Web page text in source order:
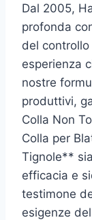
Dal 2005,
profonda
del
esperienza
nostre
produttivi,
Colla Non
Colla per
Tignole**
efficacia e
testimone
esigenze